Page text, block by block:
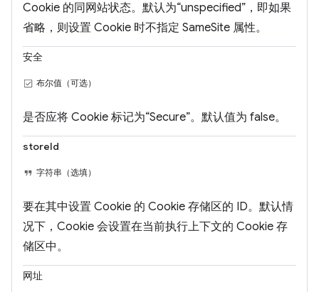
Cookie 的同网站状态。默认为“unspecified”，即如果
省略，则设置 Cookie 时不指定 SameSite 属性。
安全
布尔值（可选）
是否应将 Cookie 标记为“Secure”。默认值为 false。
storeId
字符串（选填）
要在其中设置 Cookie 的 Cookie 存储区的 ID。默认情
况下，Cookie 会设置在当前执行上下文的 Cookie 存
储区中。
网址